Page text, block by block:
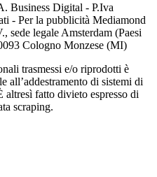
Business Digital - P.Iva
- Per la pubblicità Mediamond
sede legale Amsterdam (Paesi
Cologno Monzese (MI)
trasmessi e/o riprodotti è
all’addestramento di sistemi di
fatto divieto espresso di
scraping.